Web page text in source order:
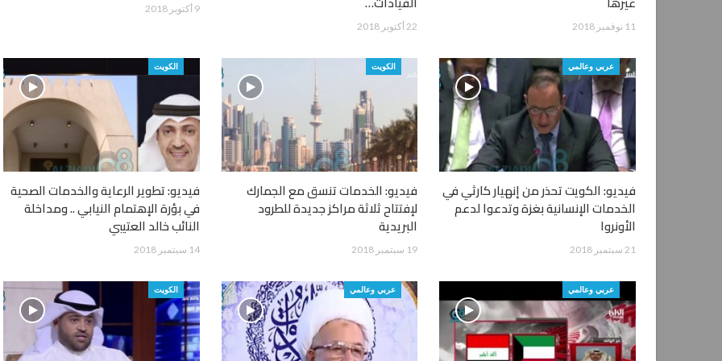
11 نوفمبر 2018 22 أكتوبر 2018
9 أكتوبر 2018
عربي وعالمي
فيديو: الكويت تحذر من إنهيار كارثي في
الخدمات الإنسانية بغزة وتدعوا لدعم
الأونروا
21 سبتمبر 2018
الكويت
فيديو: الخدمات تنسق مع الجمارك
لإفتتاح ثلاثة مراكز جديدة للطرود
البريدية
19 سبتمبر 2018
الكويت
فيديو: تطوير الرعاية والخدمات الصحية
في بؤرة الإهتمام النيابي .. ومداخلة
النائب خالد العتيبي
14 سبتمبر 2018
عربي وعالمي عربي وعالمي الكويت